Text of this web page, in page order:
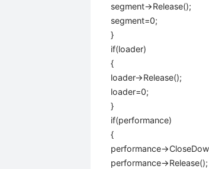
segment->Release();
segment=0;
}
if(loader)
{
loader->Release();
loader=0;
}
if(performance)
{
performance-
performance->Release();